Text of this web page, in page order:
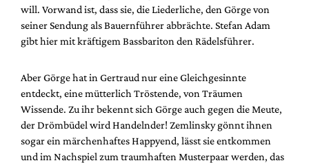
will. Vorwand ist, dass sie, die Liederliche, den Görge von
seiner Sendung als Bauernführer abbrächte. Stefan Adam
gibt hier mit kräftigem Bassbariton den Rädelsführer.
Aber Görge hat in Gertraud nur eine Gleichgesinnte
entdeckt, eine mütterlich Tröstende, von Träumen
Wissende. Zu ihr bekennt sich Görge auch gegen die Meute,
der Drömbüdel wird Handelnder! Zemlinsky gönnt ihnen
sogar ein märchenhaftes Happyend, lässt sie entkommen
und im Nachspiel zum traumhaften Musterpaar werden, das